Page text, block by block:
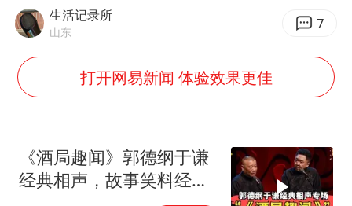
以军士兵把枪口对准中国记者
构建更高水平的全民健身公共服务体系
男子被沙蜇蜇伤5小时后呼吸困难
生活记录所
山东 7
打开网易新闻 体验效果更佳
《酒局趣闻》郭德纲于谦
经典相声，故事笑料经典